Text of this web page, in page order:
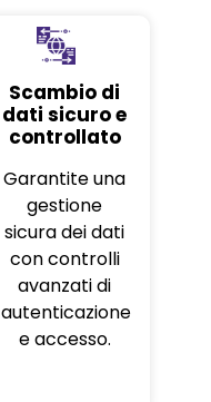
Scambio di
dati sicuro e
controllato
Garantite una
gestione
sicura dei dati
con controlli
avanzati di
autenticazione
e accesso.